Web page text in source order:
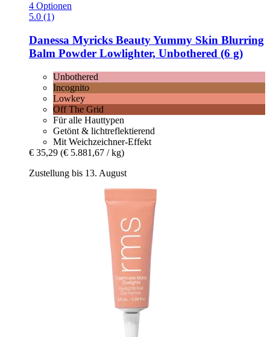
4 Optionen
5.0 (1)
Danessa Myricks BeautyYummy Skin Blurring
Balm Powder Lowlighter, Unbothered (6 g)
Unbothered
Incognito
Lowkey
Off The Grid
Für alle Hauttypen
Getönt & lichtreflektierend
Mit Weichzeichner-Effekt
€ 35,29 (€ 5.881,67 / kg)
Zustellung bis 13. August